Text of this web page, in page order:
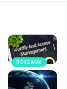
RÉSEAUX